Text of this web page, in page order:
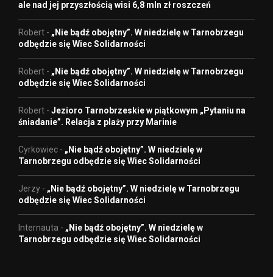
ale nad jej przyszłością wisi 6,8 mln zł roszczeń
Robert - „Nie bądź obojętny”. W niedzielę w Tarnobrzegu
odbędzie się Wiec Solidarności
Robert - „Nie bądź obojętny”. W niedzielę w Tarnobrzegu
odbędzie się Wiec Solidarności
Robert - Jezioro Tarnobrzeskie w piątkowym „Pytaniu na
śniadanie”. Relacja z plaży przy Marinie
Cyrkowiec - „Nie bądź obojętny”. W niedzielę w
Tarnobrzegu odbędzie się Wiec Solidarności
Jerzy - „Nie bądź obojętny”. W niedzielę w Tarnobrzegu
odbędzie się Wiec Solidarności
Internauta - „Nie bądź obojętny”. W niedzielę w
Tarnobrzegu odbędzie się Wiec Solidarności